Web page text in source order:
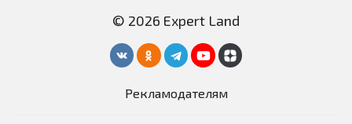
© 2026 Expert Land
Рекламодателям